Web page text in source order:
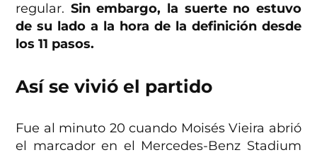
regular. Sin embargo, la suerte no estuvo
de su lado a la hora de la definición desde
los 11 pasos.
Así se vivió el partido
Fue al minuto 20 cuando Moisés Vieira abrió
el marcador en el Mercedes-Benz Stadium